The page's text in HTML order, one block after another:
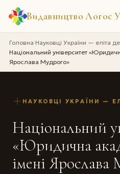
Видавництво Логос
Головна›Науковці України — еліта
Національний університет
Ярослава Мудрого»
НАУКОВЦІ УКРАЇНИ —
Національний
«Юридична
імені Ярослава